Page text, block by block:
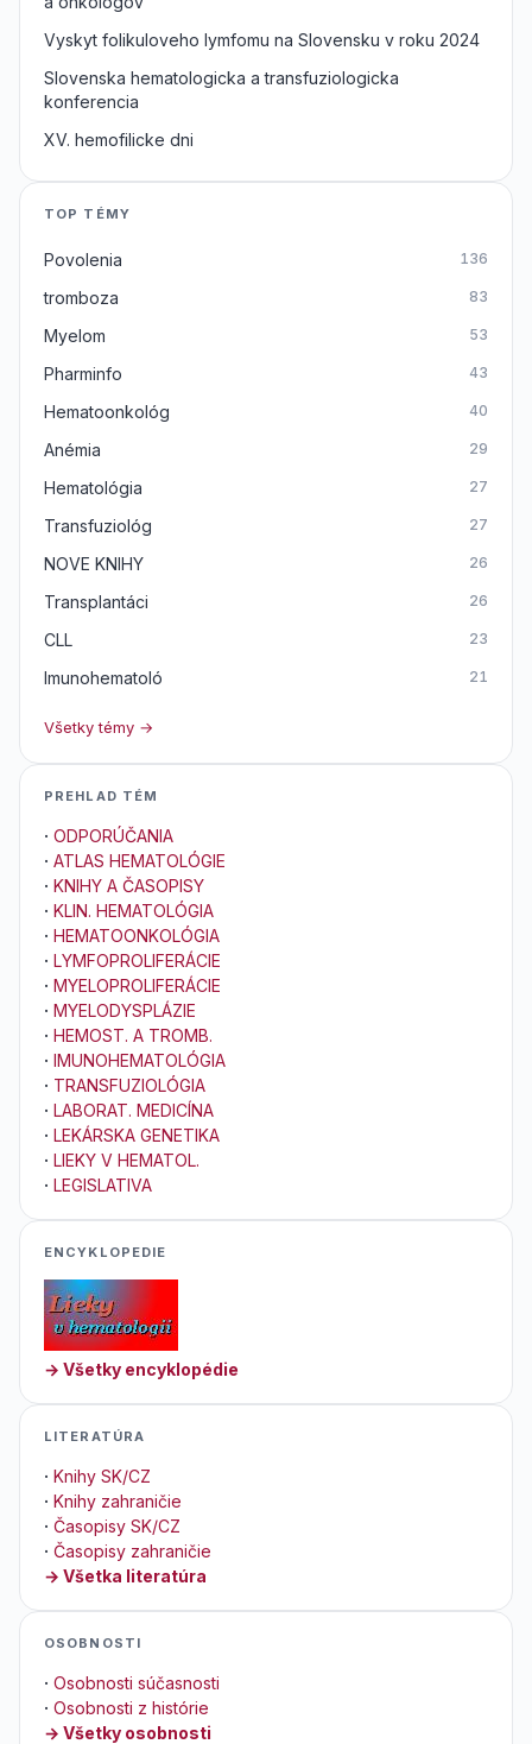
Vyskyt folikuloveho lymfomu na Slovensku v roku 2024
Slovenska hematologicka a transfuziologicka
konferencia
XV. hemofilicke dni
TOP TÉMY
Povolenia 136
tromboza 83
Myelom 53
Pharminfo 43
Hematoonkológ 40
Anémia 29
Hematológia 27
Transfuziológ 27
NOVE KNIHY 26
Transplantáci 26
CLL 23
Imunohematoló 21
Všetky témy →
PREHLAD TÉM
· ODPORÚČANIA
· ATLAS HEMATOLÓGIE
· KNIHY A ČASOPISY
· KLIN. HEMATOLÓGIA
· HEMATOONKOLÓGIA
· LYMFOPROLIFERÁCIE
· MYELOPROLIFERÁCIE
· MYELODYSPLÁZIE
· HEMOST. A TROMB.
· IMUNOHEMATOLÓGIA
· TRANSFUZIOLÓGIA
· LABORAT. MEDICÍNA
· LEKÁRSKA GENETIKA
· LIEKY V HEMATOL.
· LEGISLATIVA
ENCYKLOPEDIE
→ Všetky encyklopédie
LITERATÚRA
· Knihy SK/CZ
· Knihy zahraničie
· Časopisy SK/CZ
· Časopisy zahraničie
→ Všetka literatúra
OSOBNOSTI
· Osobnosti súčasnosti
· Osobnosti z histórie
→ Všetky osobnosti